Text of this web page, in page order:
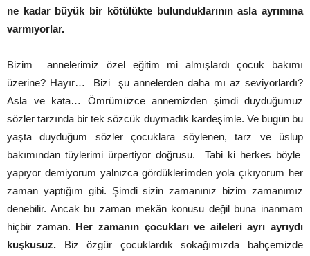
ne kadar büyük bir kötülükte bulunduklarının asla ayrımına
varmıyorlar.
Bizim annelerimiz özel eğitim mi almışlardı çocuk bakımı
üzerine? Hayır… Bizi şu annelerden daha mı az seviyorlardı?
Asla ve kata… Ömrümüzce annemizden şimdi duyduğumuz
sözler tarzında bir tek sözcük duymadık kardeşimle. Ve bugün bu
yaşta duyduğum sözler çocuklara söylenen, tarz ve üslup
bakımından tüylerimi ürpertiyor doğrusu. Tabi ki herkes böyle
yapıyor demiyorum yalnızca gördüklerimden yola çıkıyorum her
zaman yaptığım gibi. Şimdi sizin zamanınız bizim zamanımız
denebilir. Ancak bu zaman mekân konusu değil buna inanmam
hiçbir zaman. Her zamanın çocukları ve aileleri ayrı ayrıydı
kuşkusuz. Biz özgür çocuklardık sokağımızda bahçemizde